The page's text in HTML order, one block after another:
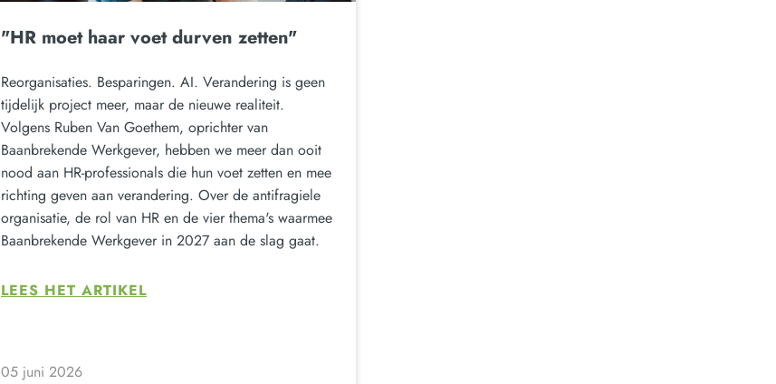
"HR moet haar voet durven zetten"
Reorganisaties. Besparingen. AI. Verandering is geen
tijdelijk project meer, maar de nieuwe realiteit.
Volgens Ruben Van Goethem, oprichter van
Baanbrekende Werkgever, hebben we meer dan ooit
nood aan HR-professionals die hun voet zetten en mee
richting geven aan verandering. Over de antifragiele
organisatie, de rol van HR en de vier thema's waarmee
Baanbrekende Werkgever in 2027 aan de slag gaat.
LEES HET ARTIKEL
05 juni 2026